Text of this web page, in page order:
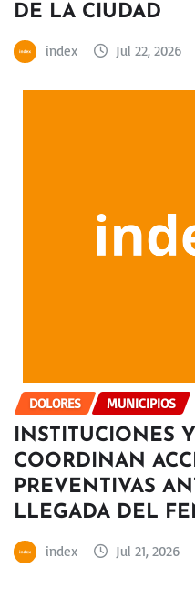
DE LA CIUDAD
index Jul 22, 2026
DOLORES MUNICIPIOS
INSTITUCIONES
COORDINAN
PREVENTIVAS
LLEGADA DEL
index Jul 21, 2026